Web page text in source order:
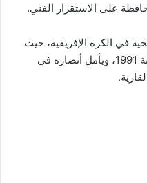
على الاستقرار الفني.
في الكرة الإفريقية، حيث
سبق له التتويج بدوري الأبطال سنة 1991، ويأمل أنصاره في